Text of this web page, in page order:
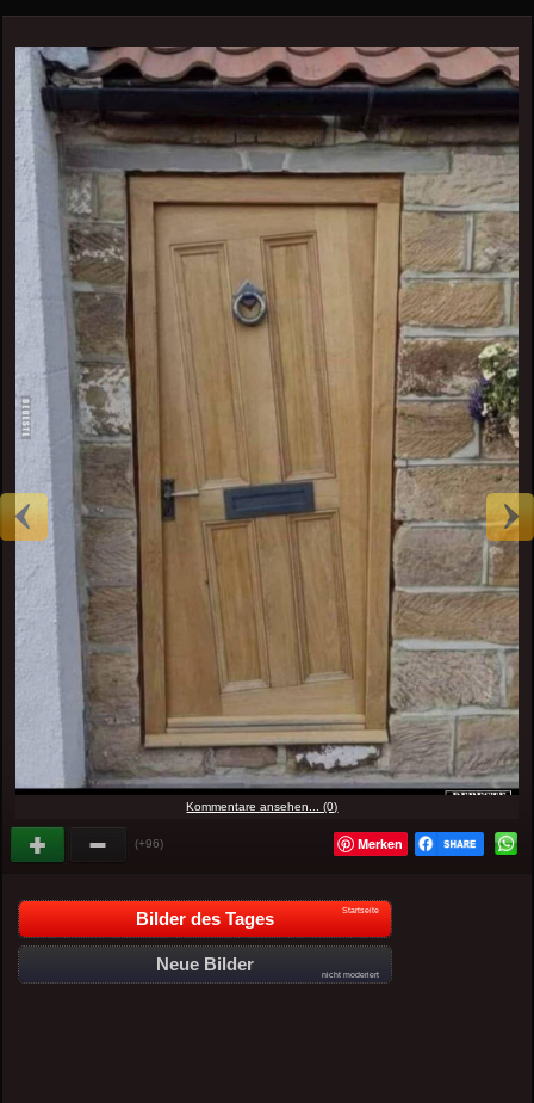
Kommentare ansehen... (0)
(+96) Merken
Bilder des Tages Startseite
Neue Bilder
nicht moderiert